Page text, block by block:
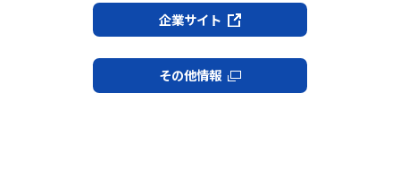
企業サイト
その他情報